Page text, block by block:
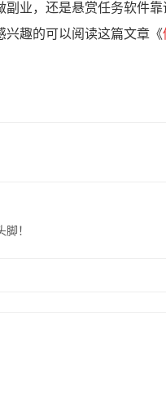
副业，还是悬赏任务软件
兴趣的可以阅读这篇文章《
！